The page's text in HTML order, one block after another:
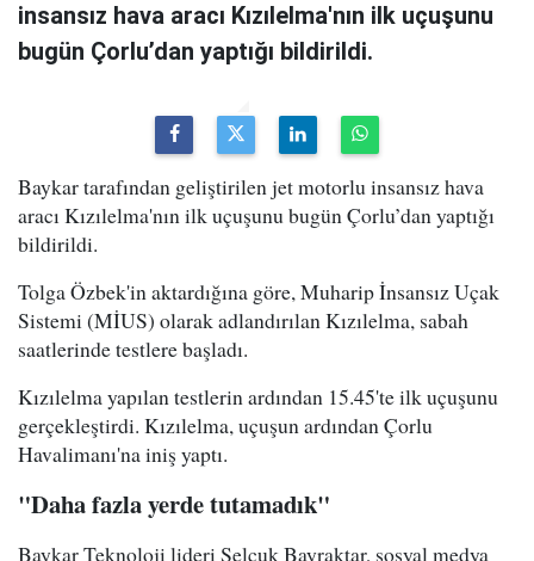
insansız hava aracı Kızılelma'nın ilk uçuşunu
bugün Çorlu’dan yaptığı bildirildi.
Baykar tarafından geliştirilen jet motorlu insansız hava
aracı Kızılelma'nın ilk uçuşunu bugün Çorlu’dan yaptığı
bildirildi.
Tolga Özbek'in aktardığına göre, Muharip İnsansız Uçak
Sistemi (MİUS) olarak adlandırılan Kızılelma, sabah
saatlerinde testlere başladı.
Kızılelma yapılan testlerin ardından 15.45'te ilk uçuşunu
gerçekleştirdi. Kızılelma, uçuşun ardından Çorlu
Havalimanı'na iniş yaptı.
"Daha fazla yerde tutamadık"
Baykar Teknoloji lideri Selçuk Bayraktar, sosyal medya